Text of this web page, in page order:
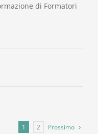
di Formatori
1 2 Prossimo